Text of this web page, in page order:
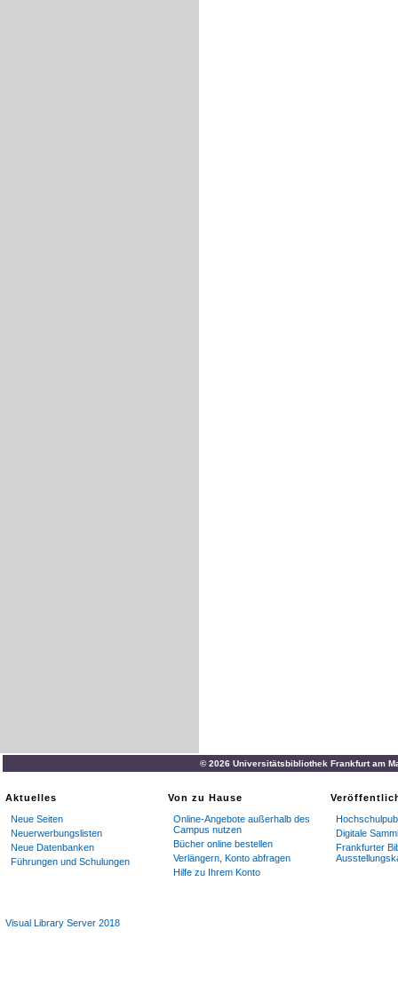
© 2026 Universitätsbibliothek Frankfurt am
Aktuelles
Neue Seiten
Neuerwerbungslisten
Neue Datenbanken
Führungen und Schulungen
Von zu Hause
Online-Angebote außerhalb des
Campus nutzen
Bücher online bestellen
Verlängern, Konto abfragen
Hilfe zu Ihrem Konto
Digitale
Frankfurter
Visual Library Server 2018